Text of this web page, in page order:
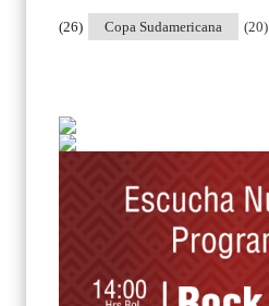
Copa Sudamericana
(26) (20)